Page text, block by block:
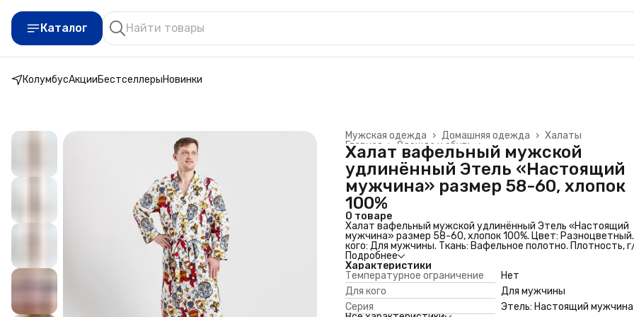
Каталог
КолумбусАкцииБестселлерыНовинки
Халаты
Домашняя одежда ›
Мужская одежда ›
Одежда и обувь
›
Главная ›
Халат вафельный мужской
удлинённый Этель «Настоящий
мужчина» размер 58-60, хлопок
100%
О товаре
Халат вафельный мужской удлинённый Этель «Настоящий
мужчина» размер 58-60, хлопок 100%. Цвет:
кого: Для мужчины. Ткань: Вафельное полотно. Плотность,
200. Размер: 58. Размер: 60. Рост, см: 170 - 176. Тематика
праздника: 23 Февраля. Состав ткани: Хлопок.
ограничение: Нет. Сезон: Осень. Сезон: Зима. Сезон: Весна.
Сезон: Лето. Маркировка: Честный знак. Серия: Этель:
Настоящий мужчина
Подробнее
Характеристики
Температурное ограничение
Нет
Для кого
Для мужчины
Серия
Этель: Настоящий мужчина